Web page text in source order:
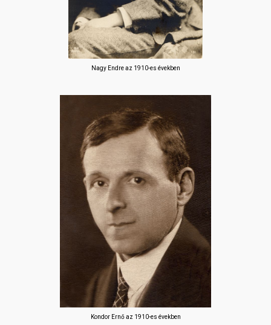
Nagy Endre az 1910-es években
Kondor Ernő az 1910-es években